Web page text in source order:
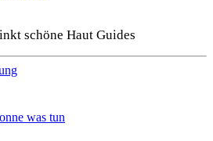
schöne Haut Guides